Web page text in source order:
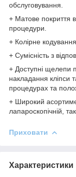
обслуговування.
+ Матове покриття
процедури.
+ Колірне кодування
+ Сумісність з
+ Доступні щелепи
накладання кліпси
процедурах та
+ Широкий
лапароскопічній, так
Приховати
Характеристики